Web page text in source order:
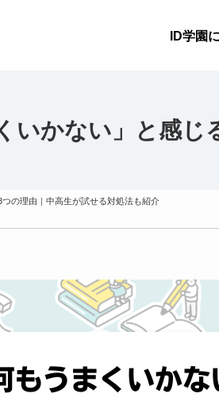
ID学園
いかない」と感
つの理由｜中高生が試せる対処法も紹介